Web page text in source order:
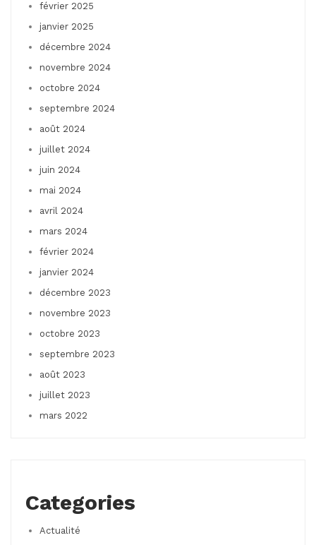
février 2025
janvier 2025
décembre 2024
novembre 2024
octobre 2024
septembre 2024
août 2024
juillet 2024
juin 2024
mai 2024
avril 2024
mars 2024
février 2024
janvier 2024
décembre 2023
novembre 2023
octobre 2023
septembre 2023
août 2023
juillet 2023
mars 2022
Categories
Actualité